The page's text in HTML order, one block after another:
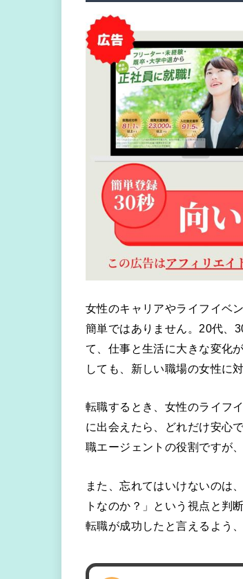
女性のキャリアやライフイベ
簡単ではありません。20代、
て、仕事と生活に大きな変化
しても、新しい職場の女性に
転職するとき、女性のライフ
に出会えたら、どれだけ安心
職エージェントの役割ですが
また、忘れてはいけないのは
トなのか？」という視点と判
転職が成功したと言えるよう